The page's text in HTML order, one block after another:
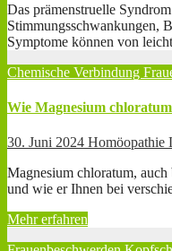
Das prämenstruelle
Stimmungsschwankungen,
Symptome können von
Chemische Verbindung
Wie Magnesium
30. Juni 2024 Homöopathie
Magnesium chloratum,
und wie er Ihnen bei
Mehr erfahren